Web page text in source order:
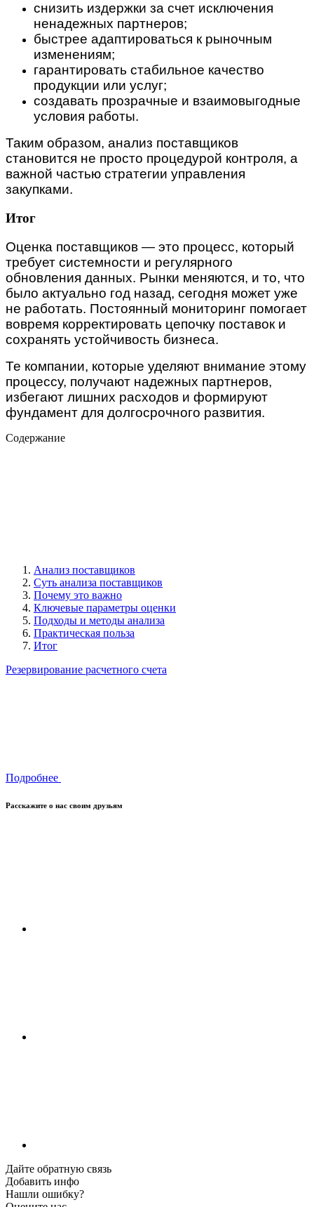
снизить издержки за счет исключения
ненадежных партнеров;
быстрее адаптироваться к рыночным
изменениям;
гарантировать стабильное качество
продукции или услуг;
создавать прозрачные и взаимовыгодные
условия работы.
Таким образом, анализ поставщиков
становится не просто процедурой контроля, а
важной частью стратегии управления
закупками.
Итог
Оценка поставщиков — это процесс, который
требует системности и регулярного
обновления данных. Рынки меняются, и то, что
было актуально год назад, сегодня может уже
не работать. Постоянный мониторинг помогает
вовремя корректировать цепочку поставок и
сохранять устойчивость бизнеса.
Те компании, которые уделяют внимание этому
процессу, получают надежных партнеров,
избегают лишних расходов и формируют
фундамент для долгосрочного развития.
Содержание
Анализ поставщиков
Суть анализа поставщиков
Почему это важно
Ключевые параметры оценки
Подходы и методы анализа
Практическая польза
Итог
Резервирование расчетного счета
Подробнее
Расскажите о нас своим друзьям
Дайте обратную связь
Добавить инфо
Нашли ошибку?